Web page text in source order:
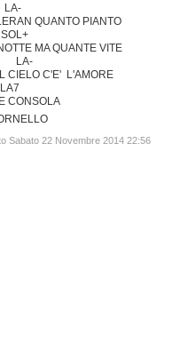
QUANTO PIANTO
MA QUANTE VITE
LA-
CIELO C'E' L'AMORE
CONSOLA
Sabato 22 Novembre 2014 22:56